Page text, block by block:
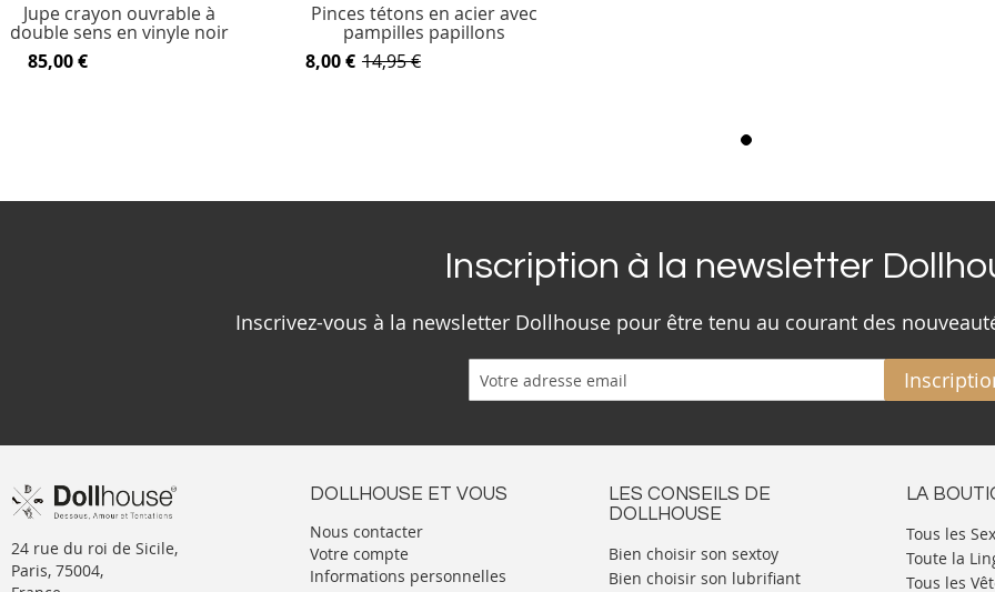
Jupe crayon ouvrable à
double sens en vinyle noir
85,00 €
Pinces tétons en acier avec
pampilles papillons
8,00 € 14,95 €
Inscription à la newsletter
Inscrivez-vous à la newsletter Dollhouse pour être tenu au courant des
24 rue du roi de Sicile,
Paris, 75004,
DOLLHOUSE ET VOUS
Nous contacter
Votre compte
Informations personnelles
LES CONSEILS DE
DOLLHOUSE
Bien choisir son sextoy
Bien choisir son lubrifiant
LA
Tous les
Toute la
Tous les